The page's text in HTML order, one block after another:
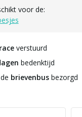
voor de:
verstuurd
bedenktijd
brievenbusbezorgd